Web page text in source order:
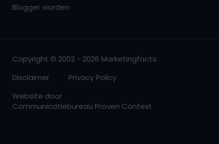
Blogger worden
Copyright © 2002 - 2026 Marketingfacts
Disclaimer
Privacy Policy
Website door
Communicatiebureau Proven Context